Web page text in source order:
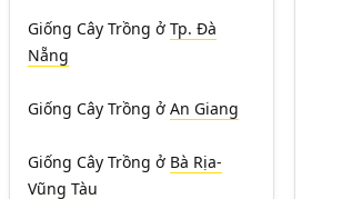
Giống Cây Trồng ở Tp. Đà
Nẵng
Giống Cây Trồng ở An Giang
Giống Cây Trồng ở Bà Rịa-
Vũng Tàu